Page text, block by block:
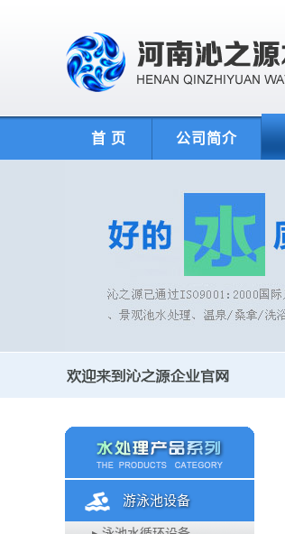
首 页 公司简介
游泳池设备